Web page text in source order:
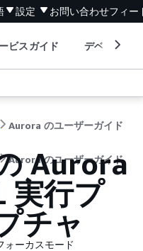
設定 お問い合わせフィー
ビスガイド デベロッパ
Aurora のユーザーガイド
Aurora のユーザーガイド
Aurora
実行プ
チャ
ォーカスモード